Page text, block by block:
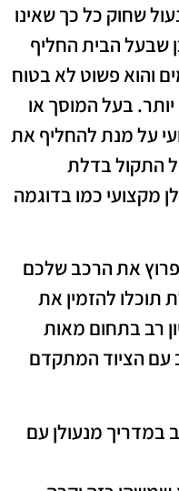
שחוק כל כך שאינו
שבעל הבית החליף
והוא פשוט לא בטוח
בעל המוסך או
על מנת להחליף את
התקול בדלת
מקצועי כמו בדוגמה
את הרכב שלכם
תוכלו להזמין את
רב בתחום מאות
עם הציוד המתקדם
במדריך מנעולן עם